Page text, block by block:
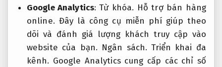
Google Analytics:Từ khóa. Hỗ trợ bán hàng
online. Đây là công cụ miễn phí giúp theo
dõi và đánh giá lượng khách truy cập vào
website của bạn. Ngân sách. Triển khai đa
kênh. Google Analytics cung cấp các chỉ số